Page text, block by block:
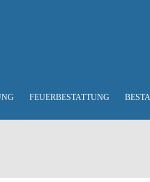
FEUERBESTATTUNG